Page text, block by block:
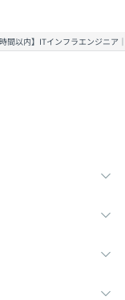
間以内】ITインフラエンジニア